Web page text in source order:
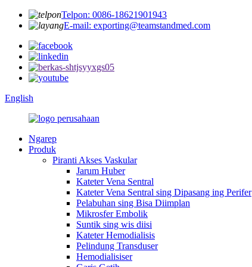
Telpon: 0086-18621901943
E-mail: exporting@teamstandmed.com
English
Ngarep
Produk
Piranti Akses Vaskular
Jarum Huber
Kateter Vena Sentral
Kateter Vena Sentral sing Dipasang ing Perifer
Pelabuhan sing Bisa Diimplan
Mikrosfer Embolik
Suntik sing wis diisi
Kateter Hemodialisis
Pelindung Transduser
Hemodialisiser